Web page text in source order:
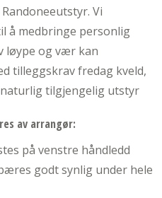
Vi
å medbringe personlig
løype og vær kan
tilleggskrav fredag kveld,
tilgjengelig utstyr
av arrangør:
på venstre håndledd
godt synlig under hele